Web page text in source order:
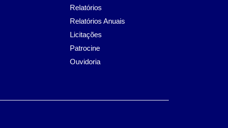
Relatórios
Relatórios Anuais
Licitações
Patrocine
Ouvidoria